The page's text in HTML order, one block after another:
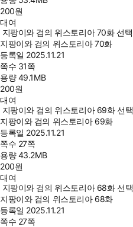
200원
대여
지팡이와 검의 위스토리아 70화 선택
지팡이와 검의 위스토리아 70화
등록일 2025.11.21
쪽수 31쪽
용량49.1MB
200원
대여
지팡이와 검의 위스토리아 69화 선택
지팡이와 검의 위스토리아 69화
등록일 2025.11.21
쪽수 27쪽
용량43.2MB
200원
대여
지팡이와 검의 위스토리아 68화 선택
지팡이와 검의 위스토리아 68화
등록일 2025.11.21
쪽수 27쪽